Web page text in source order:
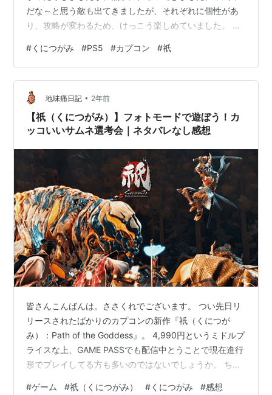
だな～と思う敵も出てきましたが、それぞれに個性があ
り、攻略が変わるため、けっこう楽しめていました。 気
い・・・！） 物語のネタバレはありませんが、中ボス戦
の画像と動画、一部の攻略情報が含まれています。 それ
ではどうぞ。 ↑ フォトモードで撮ったもの。 クリア時間
クリアまでの時間は約30時間でした。通常のステージで
は報酬がもらえるタスクが３つ設定されており、それを
満たすために同じステージを２，…
#くにつがみ #PS5 #カプコン #祇
地味痛日記 • 2年前
【祇（くにつがみ）】フォトモードで遊ぼう！カ
ッコいいサムネ選考会｜ネタバレなし感想
皆さんこんばんは。ささくれでございます。 つい先日リ
リースされたばかりのカプコンの新作『祇（くにつが
み）：Path of the Goddess』。 4,990円というミドルプ
ライスな上、GAME PASSでも配信中とうことで現在進行
形でプレイしてる方も多いのではないでしょうか。 ちな
#ゲーム #祇（くにつがみ） #くにつがみ #感想